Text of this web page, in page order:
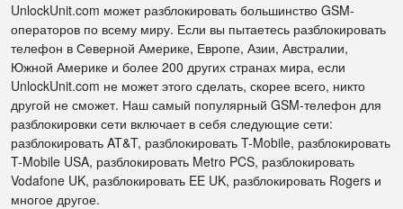
UnlockUnit.com может разблокировать большинство GSM-
операторов по всему миру. Если вы пытаетесь разблокировать
телефон в Северной Америке, Европе, Азии, Австралии,
Южной Америке и более 200 других странах мира, если
UnlockUnit.com не может этого сделать, скорее всего, никто
другой не сможет. Наш самый популярный GSM-телефон для
разблокировки сети включает в себя следующие сети:
разблокировать AT&T, разблокировать T-Mobile, разблокировать
T-Mobile USA, разблокировать Metro PCS, разблокировать
Vodafone UK, разблокировать EE UK, разблокировать Rogers и
многое другое.